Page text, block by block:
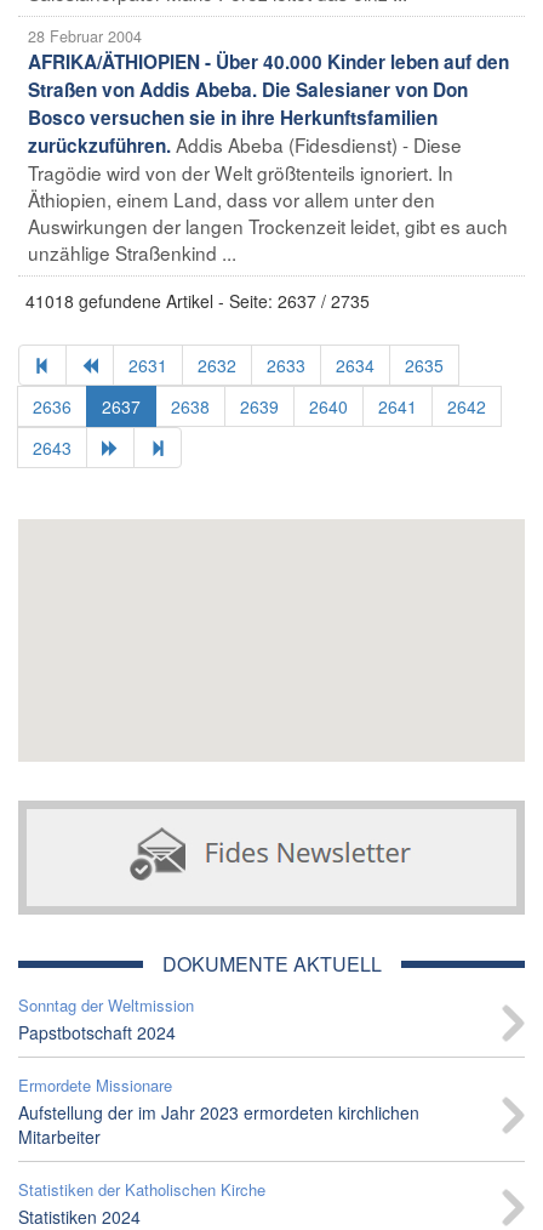
28 Februar 2004
AFRIKA/ÄTHIOPIEN - Über 40.000 Kinder leben auf den
Straßen von Addis Abeba. Die Salesianer von Don
Bosco versuchen sie in ihre Herkunftsfamilien
zurückzuführen.Addis Abeba (Fidesdienst) - Diese
Tragödie wird von der Welt größtenteils ignoriert. In
Äthiopien, einem Land, dass vor allem unter den
Auswirkungen der langen Trockenzeit leidet, gibt es auch
unzählige Straßenkind ...
41018 gefundene Artikel - Seite: 2637 / 2735
2631 2632 2633 2634
2635
2636
2637 2638 2639 2640 2641
2642
2643
DOKUMENTE AKTUELL
Sonntag der Weltmission
Papstbotschaft 2024
Ermordete Missionare
Aufstellung der im Jahr 2023 ermordeten kirchlichen
Mitarbeiter
Statistiken der Katholischen Kirche
Statistiken 2024